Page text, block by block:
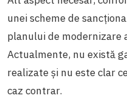
unei scheme de
planului de
Actualmente, nu există
realizate și nu este clar
caz contrar.